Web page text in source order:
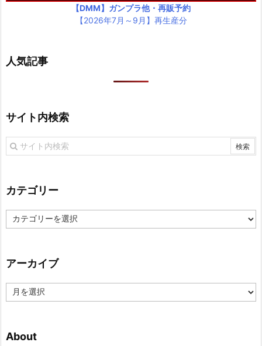
【DMM】ガンプラ他・再販予約
【2026年7月～9月】再生産分
人気記事
サイト内検索
カテゴリー
カ
テ
ー
アーカイブ
ー
ブ
About